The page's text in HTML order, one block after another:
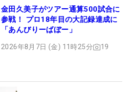
していたので、まずは『あり
とはいっぱい遊びたいで
ると、すぐにその表情はママ
行われた入会式では、トップ
位で通過した馬場咲希、そし
インタビューの対象になるな
金田久美子がツアー通算500試合に
参戦！ プロ18年目の大記録達成に
「あんびりーばぼー」
2026年8月7日 (金) 11時25分 19